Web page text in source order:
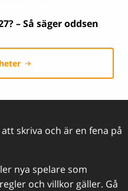
– Så säger oddsen
skriva och är en fena på
nya spelare som
och villkor gäller. Gå